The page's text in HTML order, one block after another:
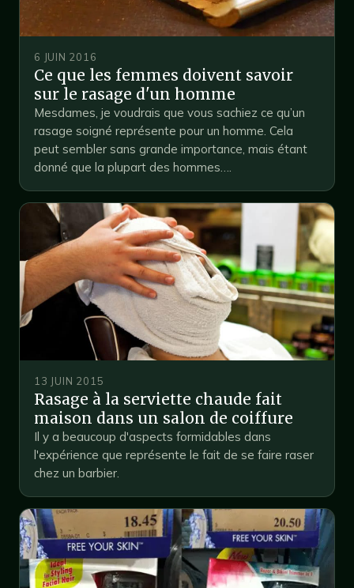
6 JUIN 2016
Ce que les femmes doivent savoir
sur le rasage d'un homme
Mesdames, je voudrais que vous sachiez ce qu’un
rasage soigné représente pour un homme. Cela
peut sembler sans grande importance, mais étant
donné que la plupart des hommes….
13 JUIN 2015
Rasage à la serviette chaude fait
maison dans un salon de coiffure
Il y a beaucoup d'aspects formidables dans
l'expérience que représente le fait de se faire raser
chez un barbier.